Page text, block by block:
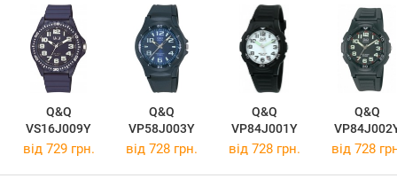
Q&Q
VS16J009Y
Q&Q
VP58J003Y
Q&Q
VP84J001Y
Q&Q
від 729 грн. від 728 грн. від 728 грн. від 728